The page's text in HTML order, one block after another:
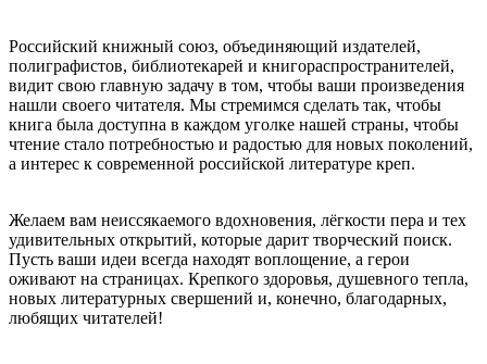
Российский книжный союз, объединяющий издателей,
полиграфистов, библиотекарей и книгораспространителей,
видит свою главную задачу в том, чтобы ваши произведения
нашли своего читателя. Мы стремимся сделать так, чтобы
книга была доступна в каждом уголке нашей страны, чтобы
чтение стало потребностью и радостью для новых поколений,
а интерес к современной российской литературе креп.
Желаем вам неиссякаемого вдохновения, лёгкости пера и тех
удивительных открытий, которые дарит творческий поиск.
Пусть ваши идеи всегда находят воплощение, а герои
оживают на страницах. Крепкого здоровья, душевного тепла,
новых литературных свершений и, конечно, благодарных,
любящих читателей!